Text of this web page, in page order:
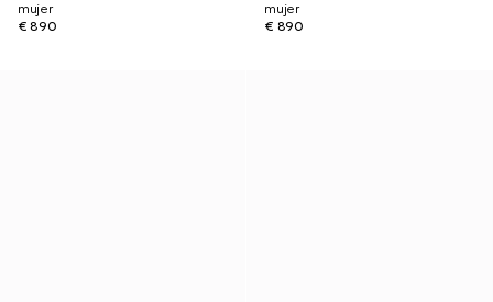
mujer
€ 890
mujer
€ 890